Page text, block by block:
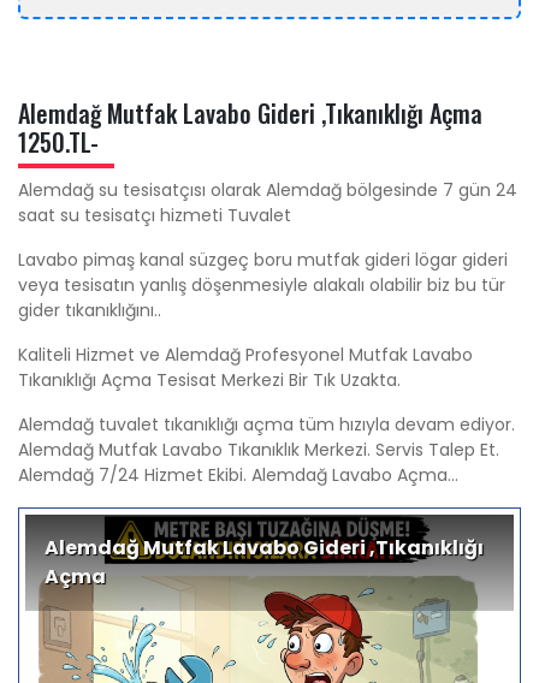
Alemdağ Mutfak Lavabo Gideri ,Tıkanıklığı Açma
1250.TL-
Alemdağ su tesisatçısı olarak Alemdağ bölgesinde 7 gün 24
saat su tesisatçı hizmeti Tuvalet
Lavabo pimaş kanal süzgeç boru mutfak gideri lögar gideri
veya tesisatın yanlış döşenmesiyle alakalı olabilir biz bu tür
gider tıkanıklığını..
Kaliteli Hizmet ve Alemdağ Profesyonel Mutfak Lavabo
Tıkanıklığı Açma Tesisat Merkezi Bir Tık Uzakta.
Alemdağ tuvalet tıkanıklığı açma tüm hızıyla devam ediyor.
Alemdağ Mutfak Lavabo Tıkanıklık Merkezi. Servis Talep Et.
Alemdağ 7/24 Hizmet Ekibi. Alemdağ Lavabo Açma...
Alemdağ Mutfak Lavabo Gideri ,Tıkanıklığı
Açma